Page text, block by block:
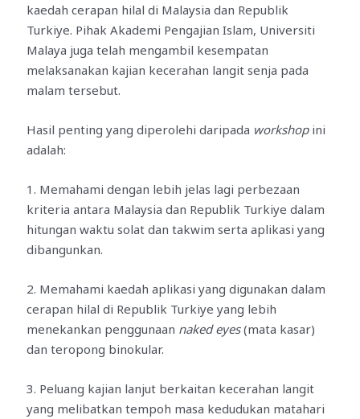
kaedah cerapan hilal di Malaysia dan Republik
Turkiye. Pihak Akademi Pengajian Islam, Universiti
Malaya juga telah mengambil kesempatan
melaksanakan kajian kecerahan langit senja pada
malam tersebut.
Hasil penting yang diperolehi daripada workshopini
adalah:
1. Memahami dengan lebih jelas lagi perbezaan
kriteria antara Malaysia dan Republik Turkiye dalam
hitungan waktu solat dan takwim serta aplikasi yang
dibangunkan.
2. Memahami kaedah aplikasi yang digunakan dalam
cerapan hilal di Republik Turkiye yang lebih
menekankan penggunaan naked eyes(mata kasar)
dan teropong binokular.
3. Peluang kajian lanjut berkaitan kecerahan langit
yang melibatkan tempoh masa kedudukan matahari